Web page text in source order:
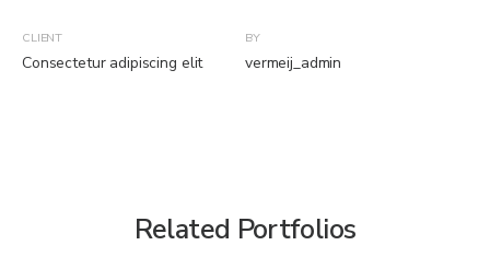
CLIENT
Consectetur adipiscing elit
BY
vermeij_admin
Related Portfolios